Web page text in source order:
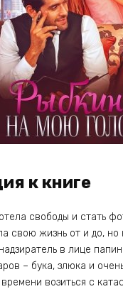
к книге
свободы и стать
свою жизнь от и до, но
в лице
– бука, злюка и
возиться с